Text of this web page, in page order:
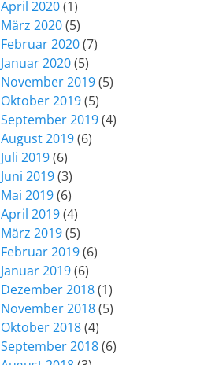
April 2020(1)
März 2020(5)
Februar 2020(7)
Januar 2020(5)
November 2019(5)
Oktober 2019(5)
September 2019(4)
August 2019(6)
Juli 2019(6)
Juni 2019(3)
Mai 2019(6)
April 2019(4)
März 2019(5)
Februar 2019(6)
Januar 2019(6)
Dezember 2018(1)
November 2018(5)
Oktober 2018(4)
September 2018(6)